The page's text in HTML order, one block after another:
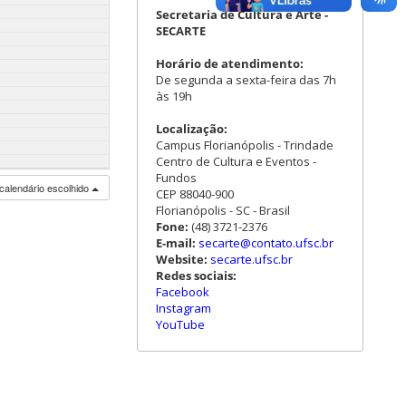
escolhido
Secretaria de Cultura e Arte -
SECARTE
Horário de atendimento:
De segunda a sexta-feira das 7h
às 19h
Localização:
Campus Florianópolis - Trindade
Centro de Cultura e Eventos -
Fundos
CEP 88040-900
Florianópolis - SC - Brasil
Fone: (48) 3721-2376
E-mail: secarte@contato.ufsc.br
Website: secarte.ufsc.br
Redes sociais:
Facebook
Instagram
YouTube